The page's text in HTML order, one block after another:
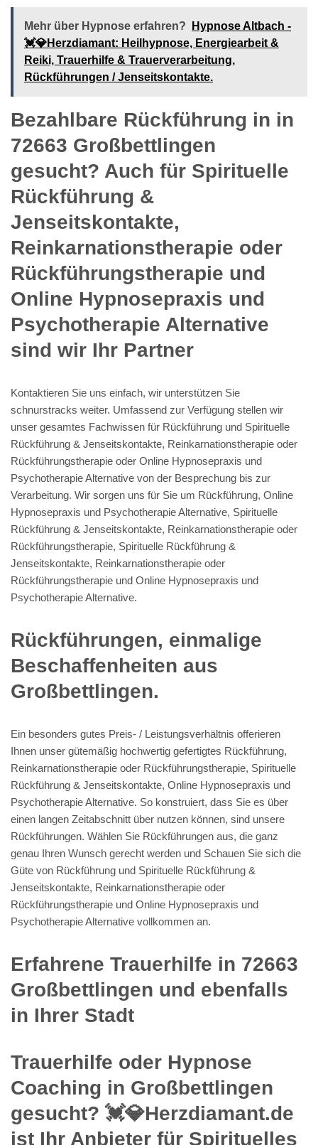
Mehr über Hypnose erfahren?
Hypnose Altbach -
💓️💎Herzdiamant: Heilhypnose, Energiearbeit &
Reiki, Trauerhilfe & Trauerverarbeitung,
Rückführungen / Jenseitskontakte.
Bezahlbare Rückführung in in
72663 Großbettlingen
gesucht? Auch für Spirituelle
Rückführung &
Jenseitskontakte,
Reinkarnationstherapie oder
Rückführungstherapie und
Online Hypnosepraxis und
Psychotherapie Alternative
sind wir Ihr Partner
Kontaktieren Sie uns einfach, wir unterstützen Sie
schnurstracks weiter. Umfassend zur Verfügung stellen wir
unser gesamtes Fachwissen für Rückführung und Spirituelle
Rückführung & Jenseitskontakte, Reinkarnationstherapie oder
Rückführungstherapie oder Online Hypnosepraxis und
Psychotherapie Alternative von der Besprechung bis zur
Verarbeitung. Wir sorgen uns für Sie um Rückführung, Online
Hypnosepraxis und Psychotherapie Alternative, Spirituelle
Rückführung & Jenseitskontakte, Reinkarnationstherapie oder
Rückführungstherapie, Spirituelle Rückführung &
Jenseitskontakte, Reinkarnationstherapie oder
Rückführungstherapie und Online Hypnosepraxis und
Psychotherapie Alternative.
Rückführungen, einmalige
Beschaffenheiten aus
Großbettlingen.
Ein besonders gutes Preis- / Leistungsverhältnis offerieren
Ihnen unser gütemäßig hochwertig gefertigtes Rückführung,
Reinkarnationstherapie oder Rückführungstherapie, Spirituelle
Rückführung & Jenseitskontakte, Online Hypnosepraxis und
Psychotherapie Alternative. So konstruiert, dass Sie es über
einen langen Zeitabschnitt über nutzen können, sind unsere
Rückführungen. Wählen Sie Rückführungen aus, die ganz
genau Ihren Wunsch gerecht werden und Schauen Sie sich die
Güte von Rückführung und Spirituelle Rückführung &
Jenseitskontakte, Reinkarnationstherapie oder
Rückführungstherapie und Online Hypnosepraxis und
Psychotherapie Alternative vollkommen an.
Erfahrene Trauerhilfe in 72663
Großbettlingen und ebenfalls
in Ihrer Stadt
Trauerhilfe oder Hypnose
Coaching in Großbettlingen
gesucht? 💓️💎Herzdiamant.de
ist Ihr Anbieter für Spirituelles